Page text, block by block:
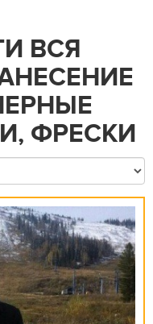
ВСЯ
ФРЕСКИ